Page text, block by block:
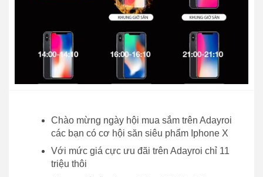
Chào mừng ngày hội mua sắm trên Adayroi
các bạn có cơ hội săn siêu phẩm Iphone X
Với mức giá cực ưu đãi trên Adayroi chỉ 11
triệu thôi